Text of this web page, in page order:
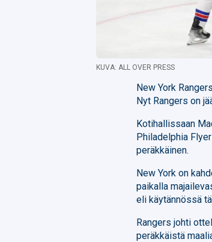
KUVA: ALL OVER PRESS
New York
Nyt Rangers on
Kotihallissaan
Philadelphia
peräkkäinen.
New York on
paikalla
eli käytännössä
Rangers johti
peräkkäistä